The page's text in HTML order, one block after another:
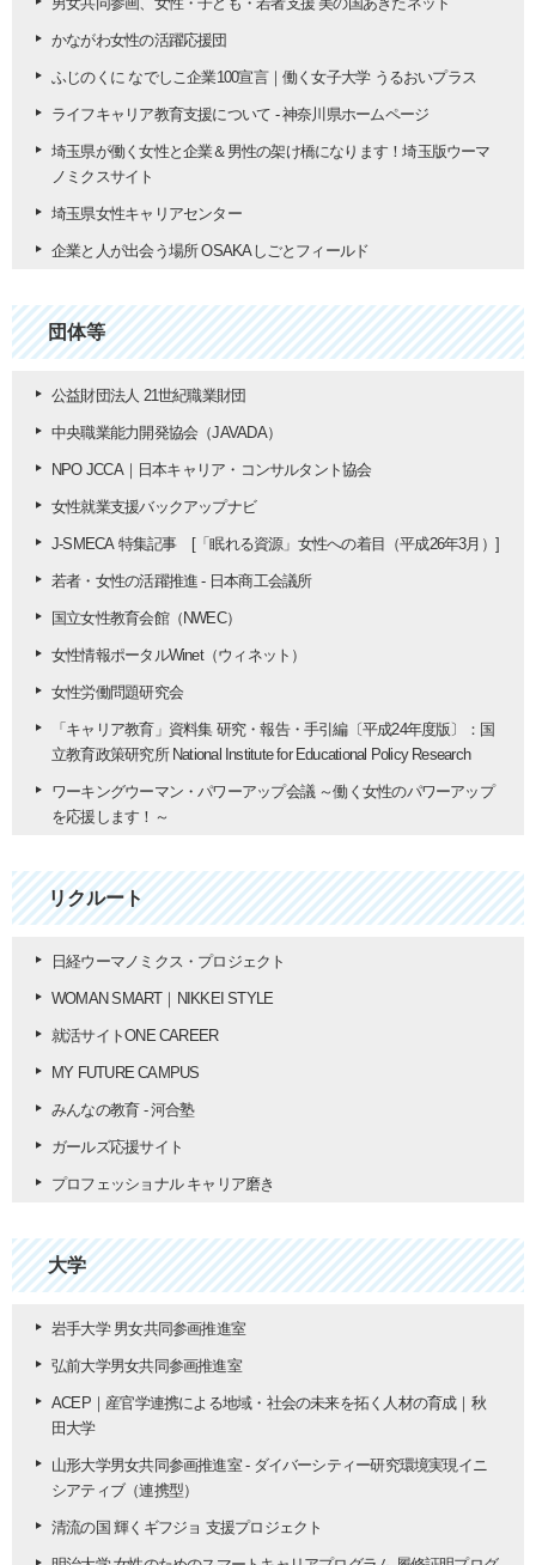
かながわ女性の活躍応援団
ふじのくに なでしこ企業100宣言｜働く女子大学 うるおいプラス
ライフキャリア教育支援について - 神奈川県ホームページ
埼玉県が働く女性と企業＆男性の架け橋になります！埼玉版ウーマ
ノミクスサイト
埼玉県女性キャリアセンター
企業と人が出会う場所 OSAKAしごとフィールド
団体等
公益財団法人 21世紀職業財団
中央職業能力開発協会（JAVADA）
NPO JCCA｜日本キャリア・コンサルタント協会
女性就業支援バックアップナビ
J-SMECA 特集記事 [「眠れる資源」女性への着目（平成26年3月）]
若者・女性の活躍推進 - 日本商工会議所
国立女性教育会館（NWEC）
女性情報ポータルWinet（ウィネット ）
女性労働問題研究会
「キャリア教育」資料集 研究・報告・手引編〔平成24年度版〕：国
立教育政策研究所 National Institute for Educational Policy Research
ワーキングウーマン・パワーアップ会議 ～働く女性のパワーアップ
を応援します！～
リクルート
日経ウーマノミクス・プロジェクト
WOMAN SMART｜NIKKEI STYLE
就活サイトONE CAREER
MY FUTURE CAMPUS
みんなの教育 - 河合塾
ガールズ応援サイト
プロフェッショナル キャリア磨き
大学
岩手大学 男女共同参画推進室
弘前大学男女共同参画推進室
ACEP｜産官学連携による地域・社会の未来を拓く人材の育成｜秋
田大学
山形大学男女共同参画推進室 - ダイバーシティー研究環境実現イニ
シアティブ（連携型）
清流の国 輝くギフジョ 支援プロジェクト